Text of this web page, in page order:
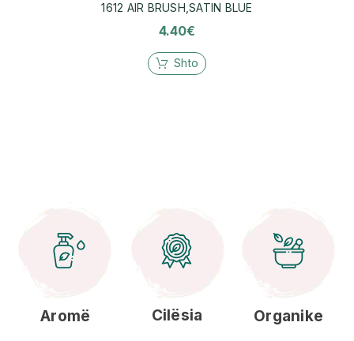
1612 AIR BRUSH,SATIN BLUE
4.40€
Shto
Aromë Cilësia Organike